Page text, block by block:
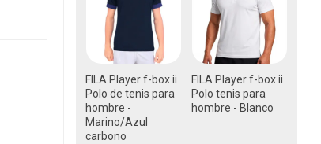
FILA Player f-box ii
Polo de tenis para
hombre -
Marino/Azul
carbono
FILA Player f-box ii
Polo tenis para
hombre - Blanco